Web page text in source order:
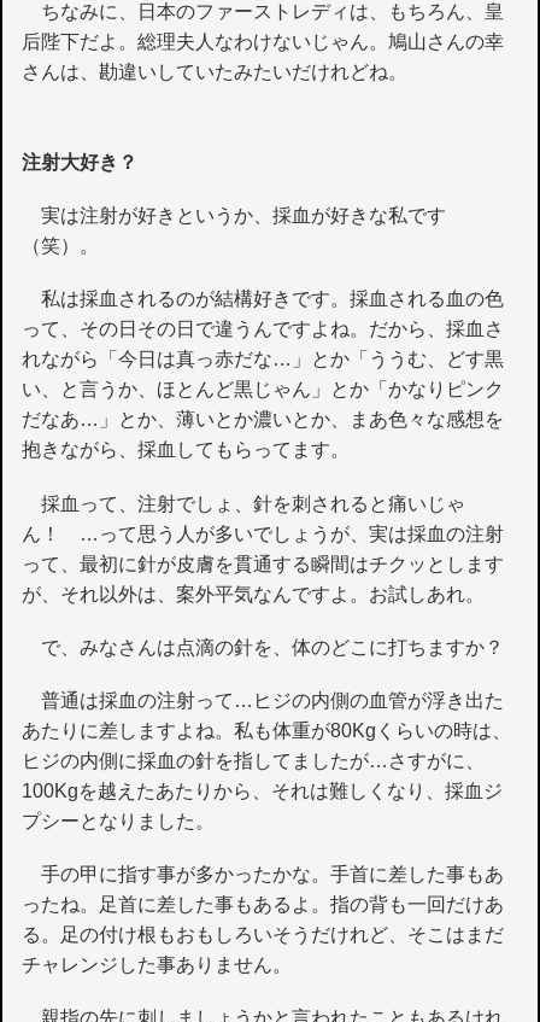
ちなみに、日本のファーストレディは、もちろん、皇
后陛下だよ。総理夫人なわけないじゃん。鳩山さんの幸
さんは、勘違いしていたみたいだけれどね。
注射大好き？
実は注射が好きというか、採血が好きな私です
（笑）。
私は採血されるのが結構好きです。採血される血の色
って、その日その日で違うんですよね。だから、採血さ
れながら「今日は真っ赤だな…」とか「ううむ、どす黒
い、と言うか、ほとんど黒じゃん」とか「かなりピンク
だなあ…」とか、薄いとか濃いとか、まあ色々な感想を
抱きながら、採血してもらってます。
採血って、注射でしょ、針を刺されると痛いじゃ
ん！ …って思う人が多いでしょうが、実は採血の注射
って、最初に針が皮膚を貫通する瞬間はチクッとします
が、それ以外は、案外平気なんですよ。お試しあれ。
で、みなさんは点滴の針を、体のどこに打ちますか？
普通は採血の注射って…ヒジの内側の血管が浮き出た
あたりに差しますよね。私も体重が80Kgくらいの時は、
ヒジの内側に採血の針を指してましたが…さすがに、
100Kgを越えたあたりから、それは難しくなり、採血ジ
プシーとなりました。
手の甲に指す事が多かったかな。手首に差した事もあ
ったね。足首に差した事もあるよ。指の背も一回だけあ
る。足の付け根もおもしろいそうだけれど、そこはまだ
チャレンジした事ありません。